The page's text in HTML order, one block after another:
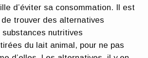
d’éviter sa consommation. Il est
trouver des alternatives
nutritives
du lait animal, pour ne pas